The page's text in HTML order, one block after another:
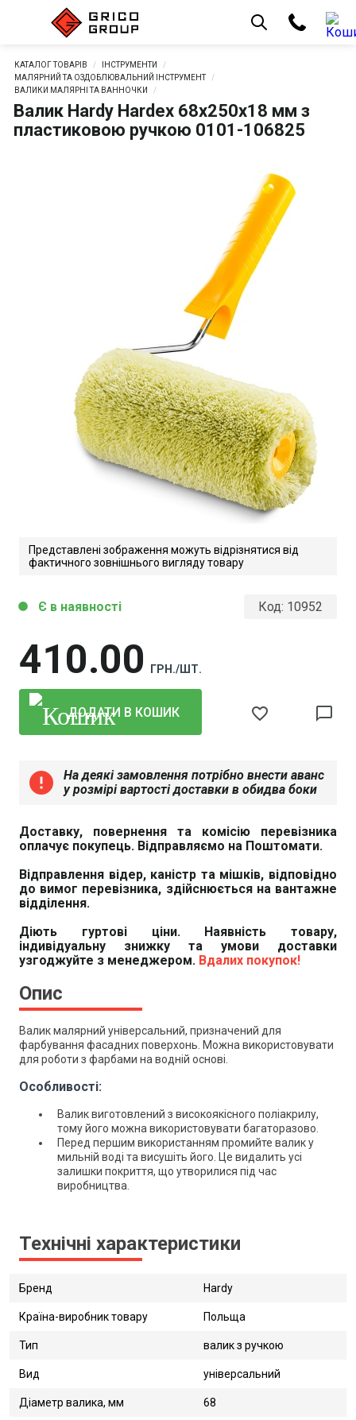
КАТАЛОГ ТОВАРІВ
ІНСТРУМЕНТИ
МАЛЯРНИЙ ТА ОЗДОБЛЮВАЛЬНИЙ ІНСТРУМЕНТ
ВАЛИКИ МАЛЯРНІ ТА ВАННОЧКИ
Валик Hardy Hardex 68х250х18 мм з
пластиковою ручкою 0101-106825
Представлені зображення можуть відрізнятися від
фактичного зовнішнього вигляду товару
Код: 10952
410 00 ГРН./ШТ.
circle Є в наявності
ДОДАТИ В КОШИК favorite_border chat_bubble_outline
error
На деякі замовлення потрібно внести аванс
у розмірі вартості доставки в обидва боки
Доставку, повернення та комісію перевізника
оплачує покупець. Відправляємо на Поштомати.
Відправлення відер, каністр та мішків, відповідно
до вимог перевізника, здійснюється на вантажне
відділення.
Діють гуртові ціни. Наявність товару,
індивідуальну знижку та умови доставки
узгоджуйте з менеджером. Вдалих покупок!
Опис
Валик малярний універсальний, призначений для
фарбування фасадних поверхонь. Можна використовувати
для роботи з фарбами на водній основі.
Особливості:
Валик виготовлений з високоякісного поліакрилу,
тому його можна використовувати багаторазово.
Перед першим використанням промийте валик у
мильній воді та висушіть його. Це видалить усі
залишки покриття, що утворилися під час
виробництва.
Технічні характеристики
Бренд Hardy
Країна-виробник товару Польща
Тип валик з ручкою
Вид універсальний
Діаметр валика, мм 68